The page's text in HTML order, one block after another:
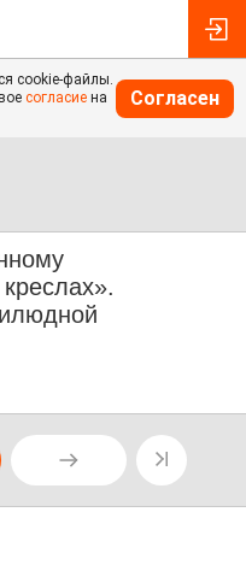
cookie-файлы.
согласие на
Согласен